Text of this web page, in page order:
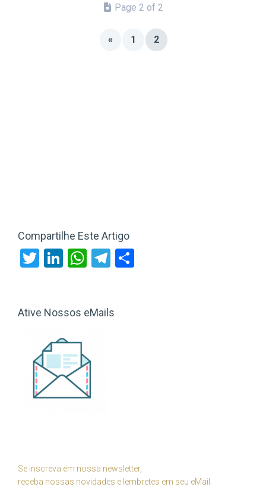
Page 2 of 2
« 1 2
Compartilhe Este Artigo
Twitter
LinkedIn
WhatsApp
Telegram
Ative Nossos eMails
Se inscreva em nossa newsletter,
receba nossas novidades e lembretes em seu eMail.